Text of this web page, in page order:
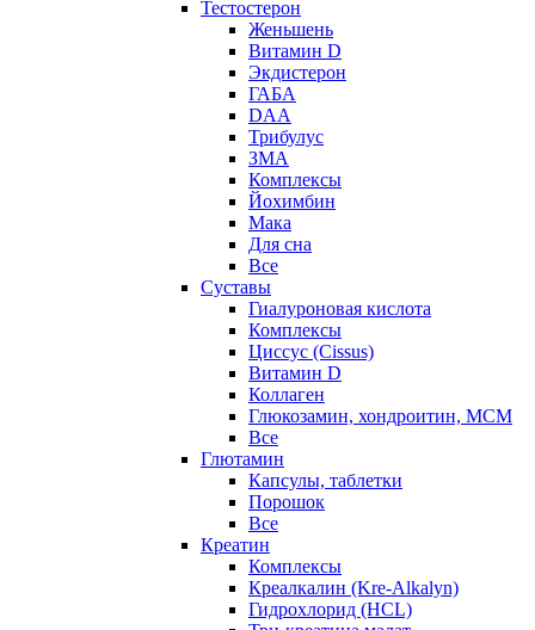
Тестостерон
Женьшень
Витамин D
Экдистерон
ГАБА
DAA
Трибулус
ЗМА
Комплексы
Йохимбин
Мака
Для сна
Все
Суставы
Гиалуроновая кислота
Комплексы
Циссус (Cissus)
Витамин D
Коллаген
Глюкозамин, хондроитин, МСМ
Все
Глютамин
Капсулы, таблетки
Порошок
Все
Креатин
Комплексы
Креалкалин (Kre-Alkalyn)
Гидрохлорид (HCL)